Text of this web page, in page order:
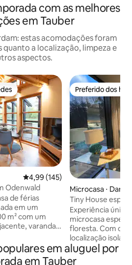
com as melhores
em Tauber
estas acomodações foram
quanto a localização, limpeza e
aspectos.
dos hóspedes
4,99 de uma avaliação média de
4,99 (145)
Odenwald
de férias
em um
m² com um
varanda
metros
em uma área
Preferido dos
Preferido dos
Microcasa ⋅
Tiny House
com aroma de
Experiência única
microcasa
floresta. Com
localização
de 13m x 8m. Experimente microcasas
de um tipo
em aluguel por
em Tauber